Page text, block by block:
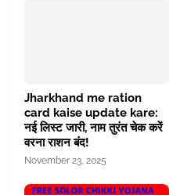
Jharkhand me ration
card kaise update kare:
नई लिस्ट जारी, नाम तुरंत चेक करें
वरना राशन बंद!
November 23, 2025